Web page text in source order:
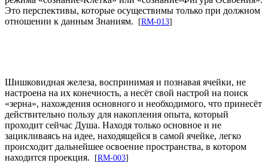
Это перспективы, которые осуществимы только при должном
отношении к данным Знаниям.
[RM-013]
Шишковидная железа, воспринимая и познавая ячейки, не
настроена на их конечность, а несёт свой настрой на поиск
«зерна», нахождения основного и необходимого, что принесёт
действительно пользу для накопления опыта, который
проходит сейчас Душа. Находя только основное и не
зацикливаясь на идее, находящейся в самой ячейке, легко
происходит дальнейшее освоение пространства, в котором
находится проекция.
[RM-003]